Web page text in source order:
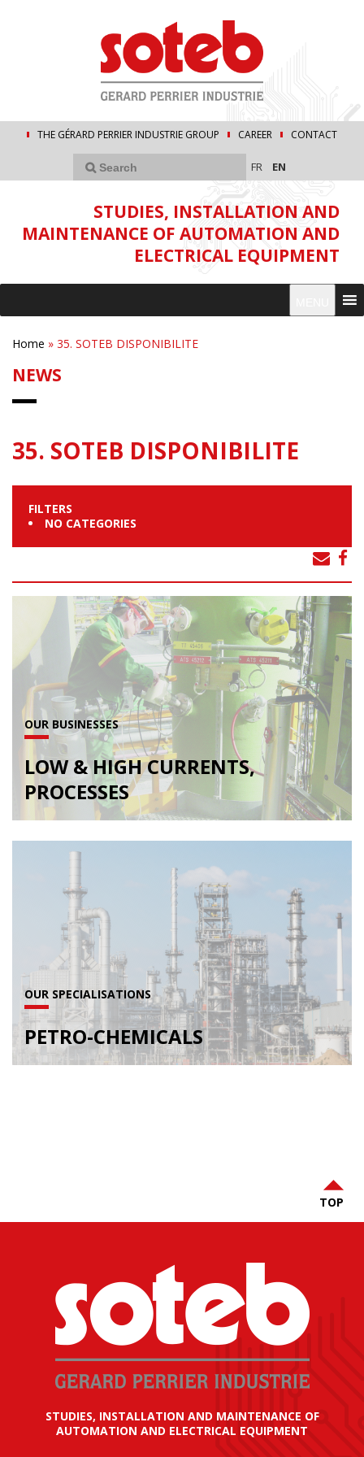
THE GÉRARD PERRIER INDUSTRIE GROUP CAREER CONTACT
FR EN
STUDIES, INSTALLATION AND
MAINTENANCE OF AUTOMATION AND
ELECTRICAL EQUIPMENT
Home » 35. SOTEB DISPONIBILITE
NEWS
35. SOTEB DISPONIBILITE
FILTERS
NO CATEGORIES
OUR BUSINESSES
LOW & HIGH CURRENTS,
PROCESSES
OUR SPECIALISATIONS
PETRO-CHEMICALS
TOP
STUDIES, INSTALLATION AND MAINTENANCE OF
AUTOMATION AND ELECTRICAL EQUIPMENT